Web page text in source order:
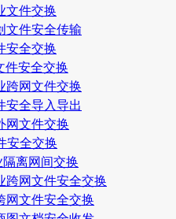
文件交换
文件安全传输
安全交换
件安全交换
跨网文件交换
安全导入导出
网文件交换
安全交换
离网间交换
跨网文件安全交换
网文件安全交换